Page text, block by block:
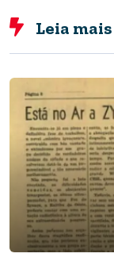
Leia mais